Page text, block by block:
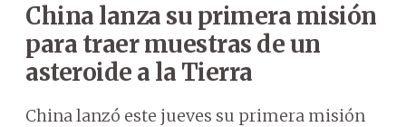
China lanza su primera misión
para traer muestras de un
asteroide a la Tierra
China lanzó este jueves su primera misión